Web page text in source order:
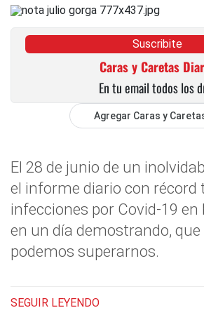
Suscribite
Caras y Caretas
En tu email todos los
Agregar Caras y
El 28 de junio de un
el informe diario con récord
infecciones por Covid-19 en
en un día demostrando,
podemos superarnos.
SEGUIR LEYENDO